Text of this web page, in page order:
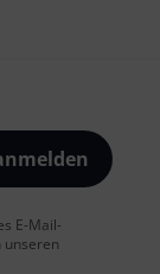
E-Mail-
unseren